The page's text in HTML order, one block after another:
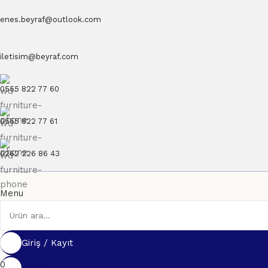
enes.beyraf@outlook.com
iletisim@beyraf.com
0555 822 77 60
0555 822 77 61
0262 226 86 43
Menu
Giriş / Kayıt
0